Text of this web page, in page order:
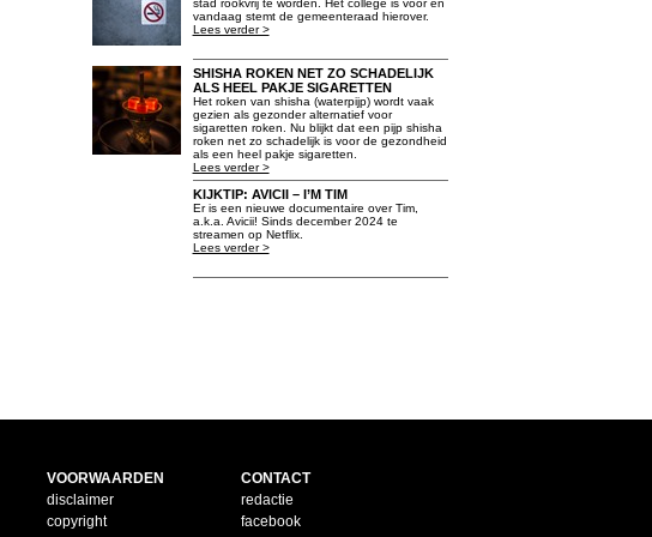
stad rookvrij te worden. Het college is voor en
vandaag stemt de gemeenteraad hierover.
Lees verder >
SHISHA ROKEN NET ZO SCHADELIJK
ALS HEEL PAKJE SIGARETTEN
Het roken van shisha (waterpijp) wordt vaak
gezien als gezonder alternatief voor
sigaretten roken. Nu blijkt dat een pijp shisha
roken net zo schadelijk is voor de gezondheid
als een heel pakje sigaretten.
Lees verder >
KIJKTIP: AVICII – I’M TIM
Er is een nieuwe documentaire over Tim,
a.k.a. Avicii! Sinds december 2024 te
streamen op Netflix.
Lees verder >
VOORWAARDEN
disclaimer
copyright
CONTACT
redactie
facebook